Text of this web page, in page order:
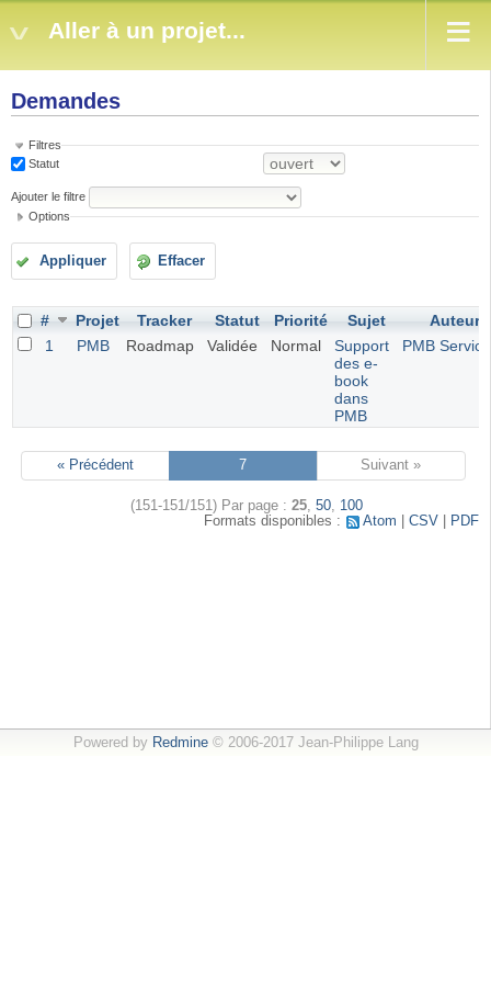
Aller à un projet...
Demandes
Filtres
Statut
Ajouter le filtre
Options
Appliquer Effacer
# Projet Tracker Statut Priorité Sujet
Auteur
1
PMB Roadmap Validée Normal
Support
des e-
book
dans
PMB
PMB
« Précédent 7 Suivant »
(151-151/151) Par page : 25, 50, 100
Formats disponibles :
Atom CSV PDF
Powered by Redmine© 2006-2017 Jean-Philippe Lang